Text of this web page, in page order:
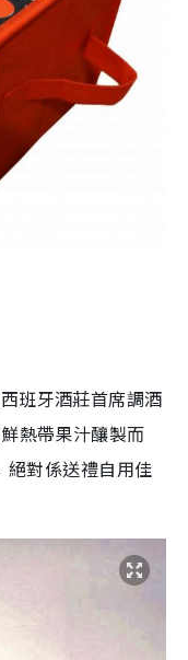
班牙酒莊首席調酒
熱帶果汁釀製而
絕對係送禮自用佳